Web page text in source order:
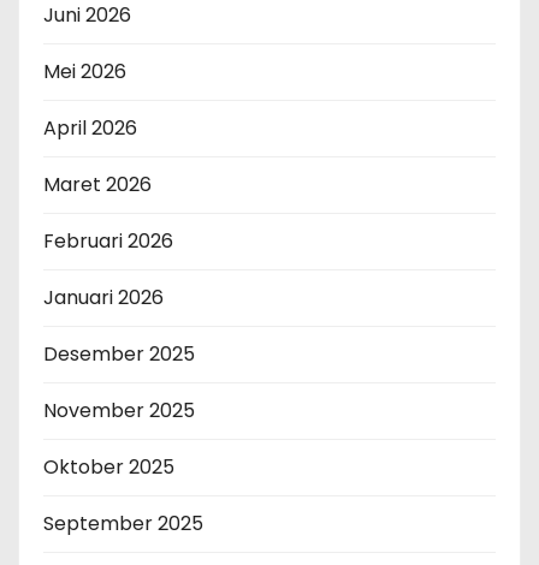
Juni 2026
Mei 2026
April 2026
Maret 2026
Februari 2026
Januari 2026
Desember 2025
November 2025
Oktober 2025
September 2025